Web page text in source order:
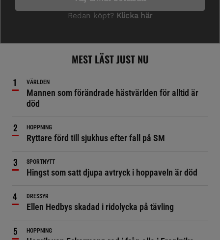
MEST LÄST JUST NU
VÄRLDEN
Mannen som förändrade hästvärlden för alltid är
död
HOPPNING
Ryttare förd till sjukhus efter fall på SM
SPORTNYTT
Hingst som satt djupa avtryck i hoppaveln är död
DRESSYR
Ellen Hedbys skadad i ridolycka på tävling
HOPPNING